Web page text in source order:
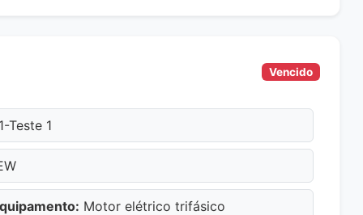
Vencido
Teste 1
Motor elétrico trifásico